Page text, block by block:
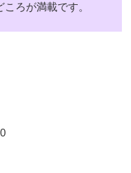
ろが満載です。